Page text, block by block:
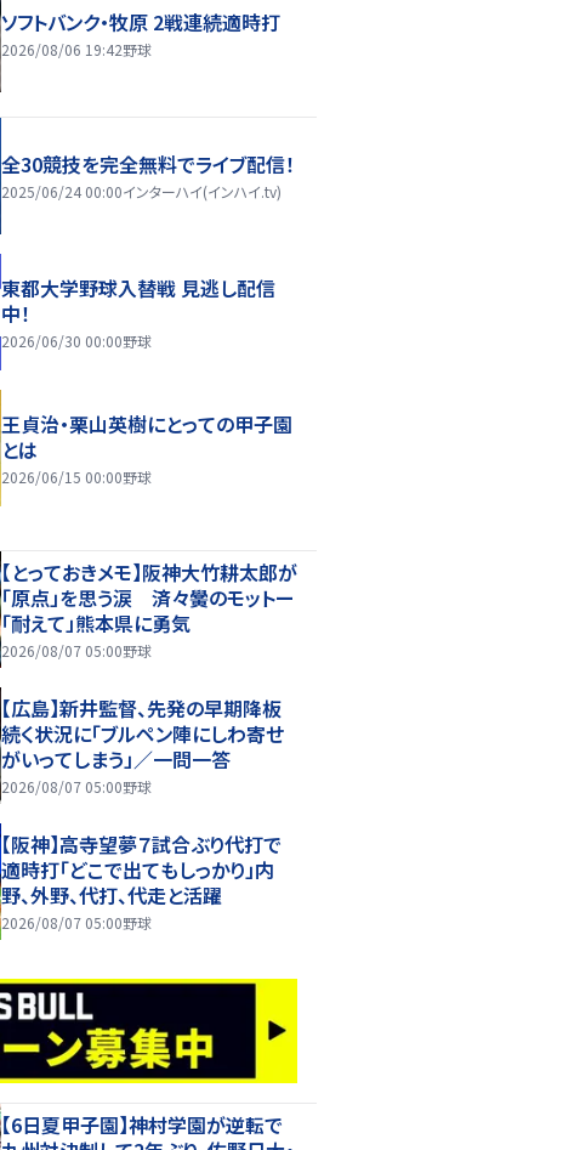
ソフトバンク・牧原 2戦連続適時打
2026/08/06 19:42野球
全30競技を完全無料でライブ配信！
2025/06/24 00:00インターハイ(インハイ.tv)
東都大学野球入替戦 見逃し配信
中！
2026/06/30 00:00野球
王貞治・栗山英樹にとっての甲子園
とは
2026/06/15 00:00野球
【とっておきメモ】阪神大竹耕太郎が
「原点」を思う涙 済々黌のモットー
「耐えて」熊本県に勇気
2026/08/07 05:00野球
【広島】新井監督、先発の早期降板
続く状況に「ブルペン陣にしわ寄せ
がいってしまう」／一問一答
2026/08/07 05:00野球
【阪神】高寺望夢７試合ぶり代打で
適時打「どこで出てもしっかり」内
野、外野、代打、代走と活躍
2026/08/07 05:00野球
【6日夏甲子園】神村学園が逆転で